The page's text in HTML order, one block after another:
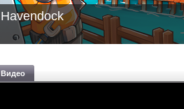
Havendock
Видео